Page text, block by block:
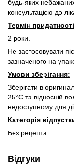
будь-яких
консультацією до
Термін
2 роки.
Не застосовувати
зазначеного на
Умови зберігання:
Зберігати в
25°С та відносній
недоступному для
Категорія
Без рецепта.
Відгуки